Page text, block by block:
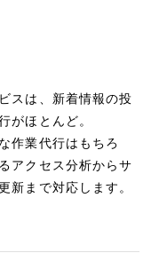
スサイト
ョップ） （43件）
アサイト （39件）
ションサイト （12件）
スは、新着情報の投
がほとんど。
作業代行はもちろ
アクセス分析からサ
新まで対応します。